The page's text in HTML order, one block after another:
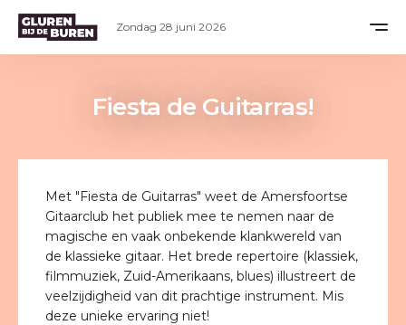
Fiesta de Guitarras!
Met "Fiesta de Guitarras" weet de Amersfoortse
Gitaarclub het publiek mee te nemen naar de
magische en vaak onbekende klankwereld van
de klassieke gitaar. Het brede repertoire (klassiek,
filmmuziek, Zuid-Amerikaans, blues) illustreert de
veelzijdigheid van dit prachtige instrument. Mis
deze unieke ervaring niet!
Zondag 28 juni 2026